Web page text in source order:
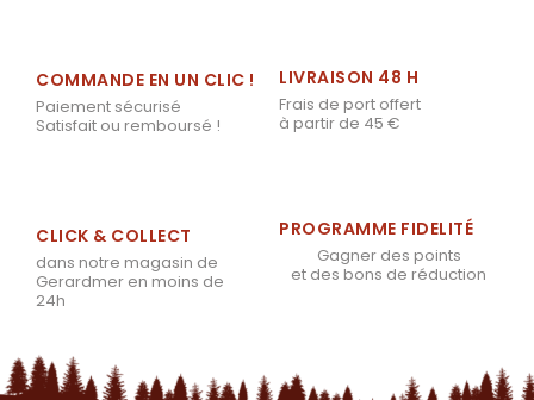
COMMANDE EN UN CLIC !
Paiement sécurisé
Satisfait ou remboursé !
LIVRAISON 48 H
Frais de port offert
à partir de 45 €
CLICK & COLLECT
dans notre magasin de
Gerardmer en moins de
24h
PROGRAMME FIDELITÉ
Gagner des points
et des bons de réduction